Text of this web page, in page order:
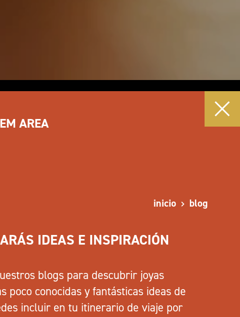
AREA
inicio blog
IDEAS E INSPIRACIÓN
blogs para descubrir joyas
poco conocidas y fantásticas ideas de
incluir en tu itinerario de viaje por